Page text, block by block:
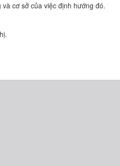
cơ sở của việc định hướng đó.